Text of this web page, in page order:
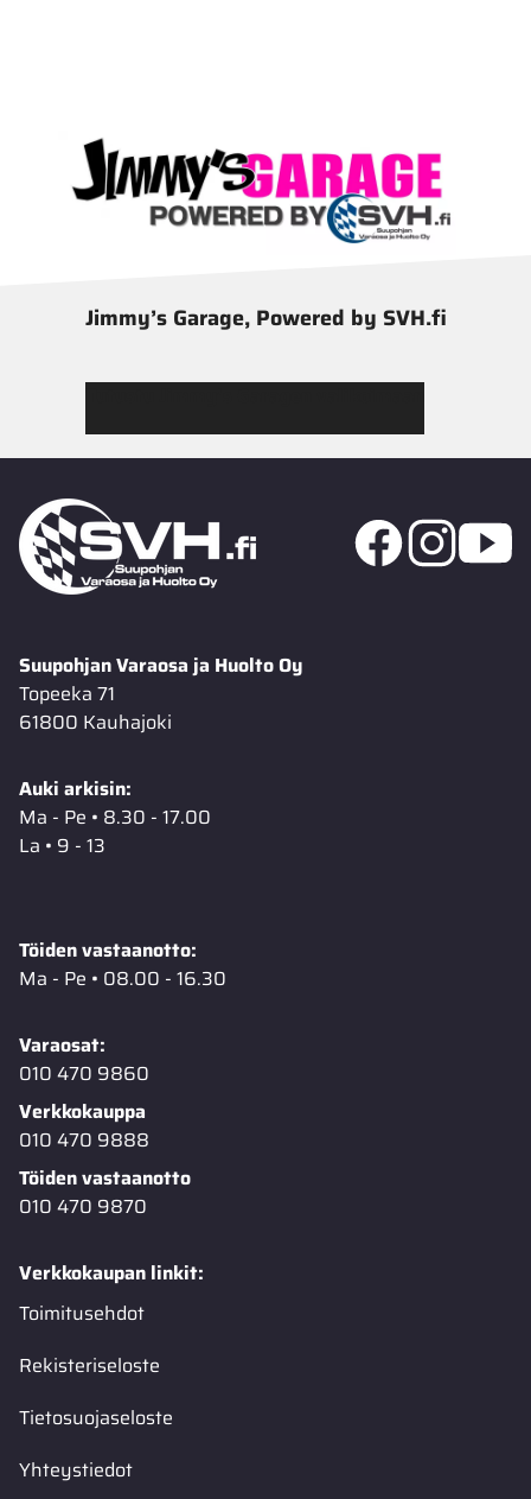
Jimmy’s Garage, Powered by SVH.fi
Suupohjan Varaosa ja Huolto Oy
Topeeka 71
61800 Kauhajoki
Auki arkisin:
Ma - Pe • 8.30 - 17.00
La • 9 - 13
Töiden vastaanotto:
Ma - Pe • 08.00 - 16.30
Varaosat:
010 470 9860
Verkkokauppa
010 470 9888
Töiden vastaanotto
010 470 9870
Verkkokaupan linkit:
Toimitusehdot
Rekisteriseloste
Tietosuojaseloste
Yhteystiedot